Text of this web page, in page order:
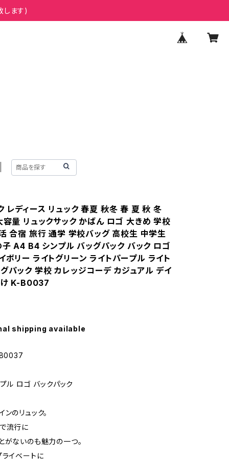
ます)
レディース リュック 春夏 秋冬 春 夏 秋 冬
容量 リュックサック かばん ロゴ 大きめ 学校
合宿 旅行 通学 学校バッグ 高校生 中学生
A4 B4 シンプル バッグパック バック ロゴ
ボリー ライトグリーン ライトパープル ライト
パック 学校 カレッジコーデ カジュアル デイ
け K-B0037
shipping available
ル ロゴ バックパック
のリュック。
流行に
がないのも魅力の一つ。
ライベートに